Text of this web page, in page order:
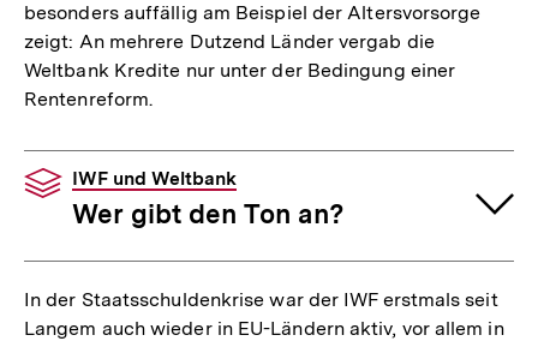
besonders auffällig am Beispiel der Altersvorsorge
zeigt: An mehrere Dutzend Länder vergab die
Weltbank Kredite nur unter der Bedingung einer
Rentenreform.
IWF und Weltbank
Wer gibt den Ton an?
In der Staatsschuldenkrise war der IWF erstmals seit
Langem auch wieder in EU-Ländern aktiv, vor allem in